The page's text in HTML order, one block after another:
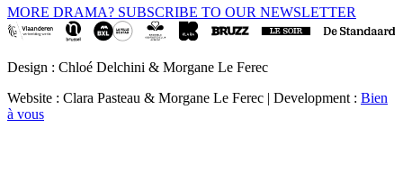
MORE DRAMA? SUBSCRIBE TO OUR NEWSLETTER
Design : Chloé Delchini & Morgane Le Ferec
Website : Clara Pasteau & Morgane Le Ferec | Development : Bien
à vous